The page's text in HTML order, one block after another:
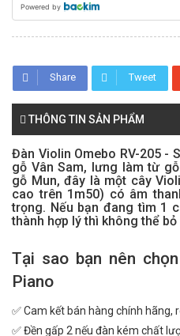
Powered by
Share Tweet
THÔNG TIN SẢN PHẨM
Đàn Violin Omebo RV-205 -
gỗ Vân Sam, lưng làm từ
gỗ Mun, đây là một cây
cao trên 1m50) có âm
trọng. Nếu bạn đang tìm 1
thành hợp lý thì không thể
Tại sao bạn nên
Piano
✅ Cam kết bán hàng chính hãng,
✅ Đền gấp 2 nếu đàn kém chất